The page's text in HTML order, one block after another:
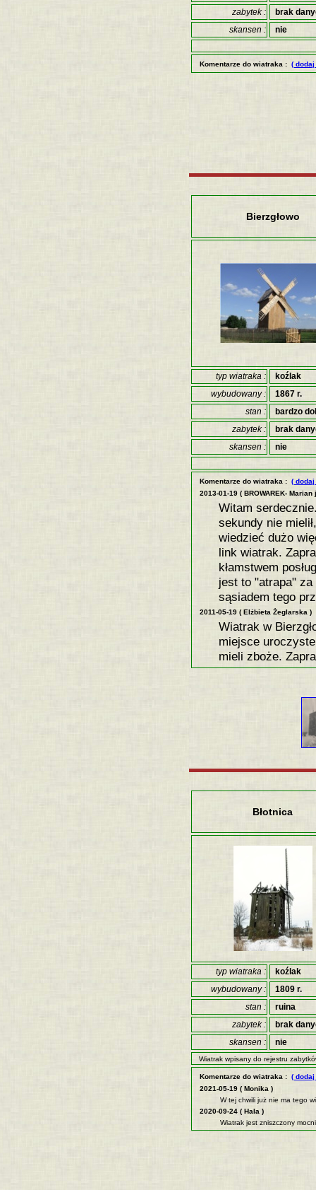
zabytek :
brak
skansen :
nie
Komentarze do wiatraka : (
Bierzgłowo
typ wiatraka :
koźlak
wybudowany :
1867 r.
stan :
bardzo
zabytek :
brak
skansen :
nie
Komentarze do wiatraka : (
2013-01-19 ( BROWAREK-
Witam
sekundy nie
wiedzieć dużo
link wiatrak.
kłamstwem
jest to "atrapa" za
sąsiadem tego
2011-05-19 ( Elżbieta Żeglarska )
Wiatrak w
miejsce
mieli zboże.
Błotnica
typ wiatraka :
koźlak
wybudowany :
1809 r.
stan :
ruina
zabytek :
brak
skansen :
nie
Wiatrak wpisany do rejestru
Komentarze do wiatraka : (
2021-05-19 ( Monika )
W tej chwili już nie ma tego
2020-09-24 ( Hala )
Wiatrak jest zniszczony